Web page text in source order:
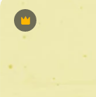
Premium